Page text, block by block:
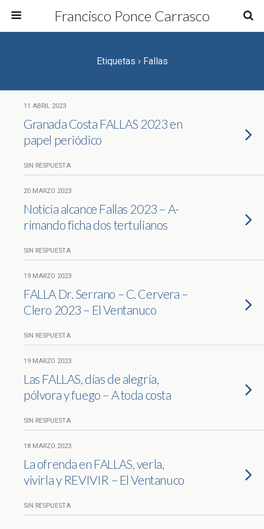
Francisco Ponce Carrasco
Etiquetas › Fallas
11 ABRIL 2023
Granada Costa FALLAS 2023 en
papel periódico
SIN RESPUESTA
20 MARZO 2023
Noticia alcance Fallas 2023 – A-
rimando ficha dos tertulianos
SIN RESPUESTA
19 MARZO 2023
FALLA Dr. Serrano – C. Cervera –
Clero 2023 – El Ventanuco
SIN RESPUESTA
19 MARZO 2023
Las FALLAS, días de alegría,
pólvora y fuego – A toda costa
SIN RESPUESTA
18 MARZO 2023
La ofrenda en FALLAS, verla,
vivirla y REVIVIR – El Ventanuco
SIN RESPUESTA